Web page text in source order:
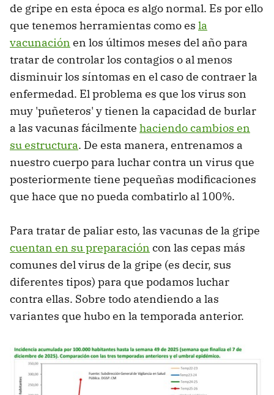
de gripe en esta época es algo normal. Es por ello
que tenemos herramientas como es la
vacunación en los últimos meses del año para
tratar de controlar los contagios o al menos
disminuir los síntomas en el caso de contraer la
enfermedad. El problema es que los virus son
muy 'puñeteros' y tienen la capacidad de burlar
a las vacunas fácilmente haciendo cambios en
su estructura. De esta manera, entrenamos a
nuestro cuerpo para luchar contra un virus que
posteriormente tiene pequeñas modificaciones
que hace que no pueda combatirlo al 100%.
Para tratar de paliar esto, las vacunas de la gripe
cuentan en su preparación con las cepas más
comunes del virus de la gripe (es decir, sus
diferentes tipos) para que podamos luchar
contra ellas. Sobre todo atendiendo a las
variantes que hubo en la temporada anterior.